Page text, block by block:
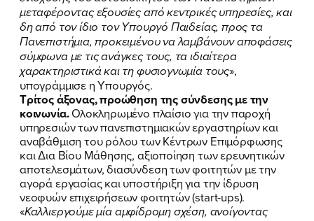
ΠΟΙΑ ΕΙΜΑΙ
ΕΡΓΟ
ΕΚΔΗΛΩΣΕΙΣ
ΝΕΑ
μεταφέροντας εξουσίες από κεντρικές υπηρεσίες, και
δη από τον ίδιο τον Υπουργό Παιδείας, προς τα
Πανεπιστήμια, προκειμένου να λαμβάνουν αποφάσεις
σύμφωνα με τις ανάγκες τους, τα ιδιαίτερα
χαρακτηριστικά και τη φυσιογνωμία τους»,
υπογράμμισε η Υπουργός.
Τρίτος άξονας, προώθηση της σύνδεσης με την
κοινωνία.Ολοκληρωμένο πλαίσιο για την παροχή
υπηρεσιών των πανεπιστημιακών εργαστηρίων και
αναβάθμιση του ρόλου των Κέντρων Επιμόρφωσης
και Δια Βίου Μάθησης, αξιοποίηση των ερευνητικών
αποτελεσμάτων, διασύνδεση των φοιτητών με την
αγορά εργασίας και υποστήριξη για την ίδρυση
νεοφυών επιχειρήσεων φοιτητών (start-ups).
«Καλλιεργούμε μία αμφίδρομη σχέση, ανοίγοντας